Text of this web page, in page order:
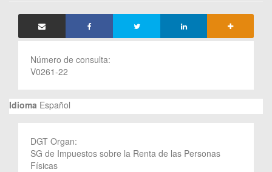
Número de consulta:
V0261-22
Idioma Español
DGT Organ:
SG de Impuestos sobre la Renta de las Personas
Físicas